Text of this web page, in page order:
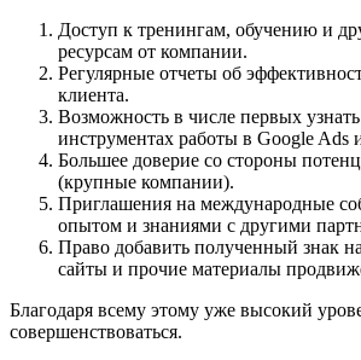
Доступ к тренингам, обучению и
ресурсам от компании.
Регулярные отчеты об
клиента.
Возможность в числе первых
инструментах работы в Google Ads
Большее доверие со стороны
(крупные компании).
Приглашения на международные
опытом и знаниями с другими
Право добавить полученный знак
сайты и прочие материалы
Благодаря всему этому уже высокий
совершенствоваться.